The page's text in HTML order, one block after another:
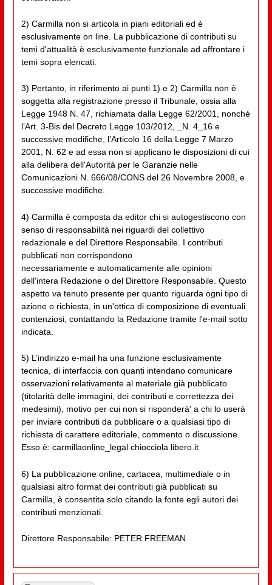
2) Carmilla non si articola in piani editoriali ed è
esclusivamente on line. La pubblicazione di contributi su
temi d'attualità è esclusivamente funzionale ad affrontare i
temi sopra elencati.
3) Pertanto, in riferimento ai punti 1) e 2) Carmilla non è
soggetta alla registrazione presso il Tribunale, ossia alla
Legge 1948 N. 47, richiamata dalla Legge 62/2001, nonché
l’Art. 3-Bis del Decreto Legge 103/2012, _N. 4_16 e
successive modifiche, l’Articolo 16 della Legge 7 Marzo
2001, N. 62 e ad essa non si applicano le disposizioni di cui
alla delibera dell'Autorità per le Garanzie nelle
Comunicazioni N. 666/08/CONS del 26 Novembre 2008, e
successive modifiche.
4) Carmilla è composta da editor chi si autogestiscono con
senso di responsabilità nei riguardi del collettivo
redazionale e del Direttore Responsabile. I contributi
pubblicati non corrispondono
necessariamente e automaticamente alle opinioni
dell'intera Redazione o del Direttore Responsabile. Questo
aspetto va tenuto presente per quanto riguarda ogni tipo di
azione o richiesta, in un'ottica di composizione di eventuali
contenziosi, contattando la Redazione tramite l'e-mail sotto
indicata.
5) L’indirizzo e-mail ha una funzione esclusivamente
tecnica, di interfaccia con quanti intendano comunicare
osservazioni relativamente al materiale già pubblicato
(titolarità delle immagini, dei contributi e correttezza dei
medesimi), motivo per cui non si risponderà' a chi lo userà
per inviare contributi da pubblicare o a qualsiasi tipo di
richiesta di carattere editoriale, commento o discussione.
Esso è: carmillaonline_legal chiocciola libero.it
6) La pubblicazione online, cartacea, multimediale o in
qualsiasi altro format dei contributi già pubblicati su
Carmilla, è consentita solo citando la fonte egli autori dei
contributi menzionati.
Direttore Responsabile: PETER FREEMAN